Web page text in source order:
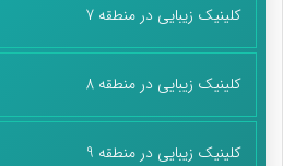
کلینیک زیبایی در منطقه 7
کلینیک زیبایی در منطقه 8
کلینیک زیبایی در منطقه 9